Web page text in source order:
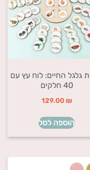
גלגל החיים: לוח עץ עם
40 חלקים
129.00 ₪
הוספה לסל